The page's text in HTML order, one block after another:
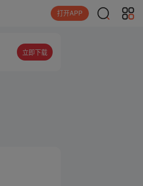
打开APP
立即下载